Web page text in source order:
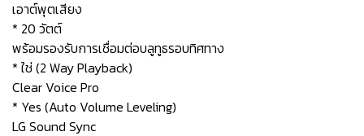
เอาต์พุตเสียง
* 20 วัตต์
พร้อมรองรับการเชื่อมต่อบลูทูธรอบทิศทาง
* ใช่ (2 Way Playback)
Clear Voice Pro
* Yes (Auto Volume Leveling)
LG Sound Sync